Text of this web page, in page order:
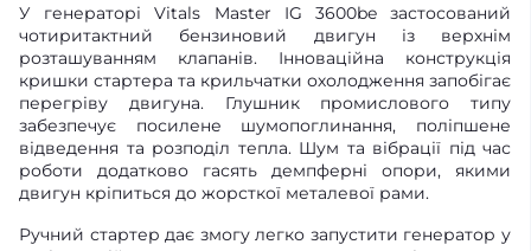
У генераторі Vitals Master IG 3600be застосований
чотиритактний бензиновий двигун із верхнім
розташуванням клапанів. Інноваційна конструкція
кришки стартера та крильчатки охолодження запобігає
перегріву двигуна. Глушник промислового типу
забезпечує посилене шумопоглинання, поліпшене
відведення та розподіл тепла. Шум та вібрації під час
роботи додатково гасять демпферні опори, якими
двигун кріпиться до жорсткої металевої рами.
Ручний стартер дає змогу легко запустити генератор у